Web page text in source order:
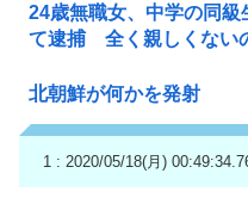
24歳無職女、中学の同級
て逮捕 全く親しくない
北朝鮮が何かを発射
1 : 2020/05/18(月)